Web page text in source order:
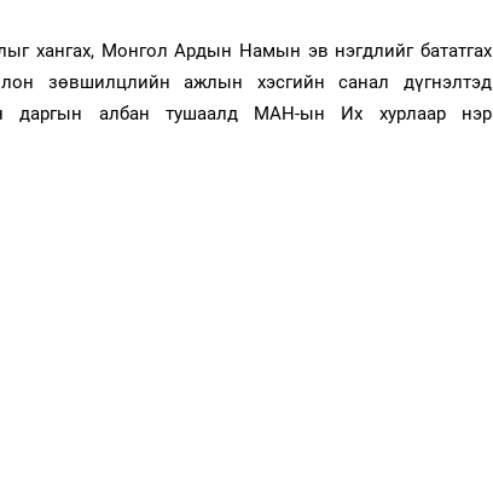
хангах, Монгол Ардын Намын эв нэгдлийг бататгах
зөвшилцлийн ажлын хэсгийн санал дүгнэлтэд
даргын албан тушаалд МАН-ын Их хурлаар нэр